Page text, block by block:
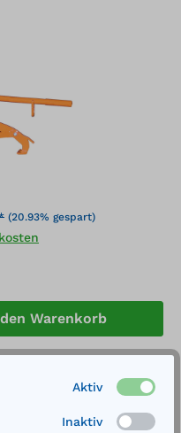
(20.93% gespart)
Warenkorb
Aktiv
Inaktiv